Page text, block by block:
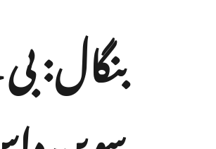
بنگال: